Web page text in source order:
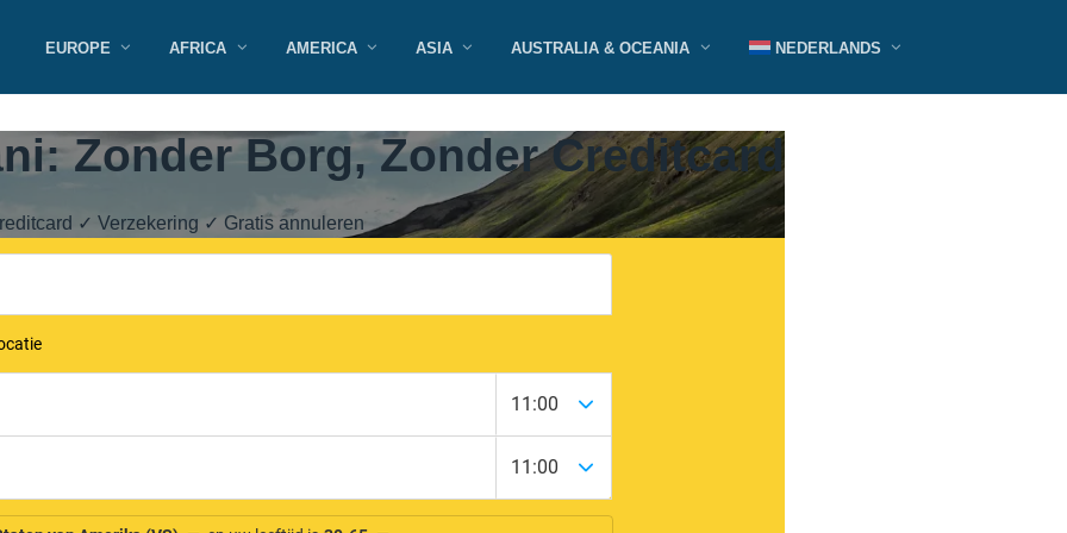
EUROPE AFRICA AMERICA ASIA AUSTRALIA & OCEANIA NEDERLANDS
Zonder Borg, Zonder Creditcard
✓ Verzekering ✓ Gratis annuleren